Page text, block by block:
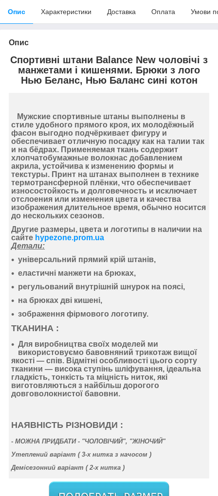
Опис Характеристики Доставка Оплата Умови
Опис
Спортивні штани Balance New чоловічі з
манжетами і кишенями. Брюки з лого
Нью Беланс, Нью Баланс сині котон
Мужские спортивные штаны выполнены в
стиле удобного прямого кроя, их молодёжный
фасон выгодно подчёркивает фигуру и
обеспечивает отличную посадку как на талии так
и на бёдрах. Применяемая ткань содержит
хлопчатобумажные волокнас добавлением
акрила, устойчива к изменению формы и
текстуры. Принт на штанах выполнен в технике
термотрансферной плёнки, что обеспечивает
износостойкость и долговечность и исключает
отслоения или изменения цвета и качества
изображения длительное время, обычно носится
до нескольких сезонов.
Другие размеры, цвета и логотипы в наличии на
сайте hypezone.prom.ua
Детали:
універсальний прямий крій штанів,
еластичні манжети на брюках,
регульований внутрішній шнурок на поясі,
на брюках дві кишені,
зображення фірмового логотипу.
ТКАНИНА :
Для виробництва своїх моделей ми
використовуємо бавовняний трикотаж вищої
якості — спів. Відмітні особливості цього сорту
тканини — висока ступінь шліфування, ідеальна
гладкість, тонкість та міцність ниток, які
виготовляються з найбільш дорогого
довговолокнистої бавовни.
НАЯВНІСТЬ РІЗНОВИДИ :
- МОЖНА ПРИДБАТИ - "ЧОЛОВІЧИЙ", "ЖІНОЧИЙ"
Утеплений варіант ( 3-х нитка з начосом )
Демісезонний варіант ( 2-х нитка )